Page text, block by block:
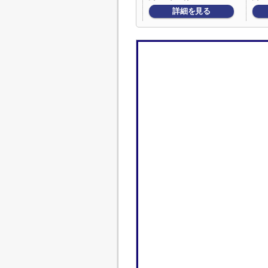
詳細を見る